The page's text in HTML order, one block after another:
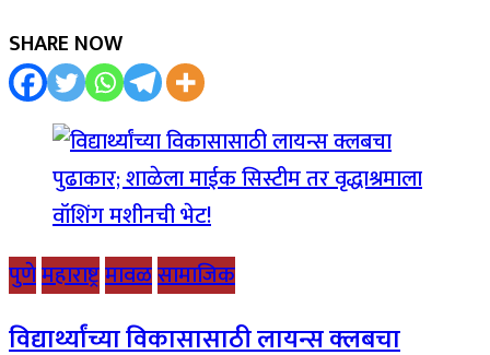
SHARE NOW
पुणेमहाराष्ट्रमावळसामाजिक
विद्यार्थ्यांच्या विकासासाठी लायन्स क्लबचा